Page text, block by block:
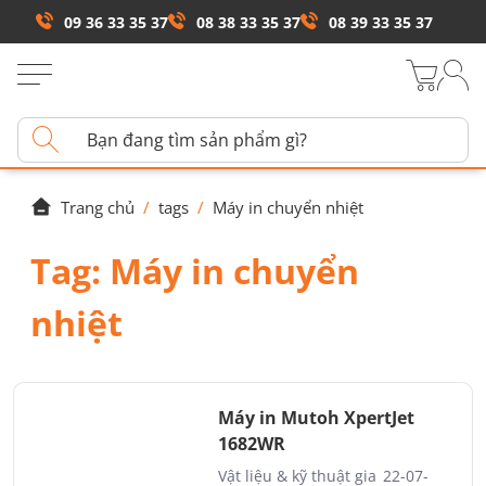
09 36 33 35 37 08 38 33 35 37 08 39 33 35 37
Trang chủ / tags / Máy in chuyển nhiệt
Tag: Máy in chuyển
nhiệt
Máy in Mutoh XpertJet
1682WR
Vật liệu & kỹ thuật gia 22-07-